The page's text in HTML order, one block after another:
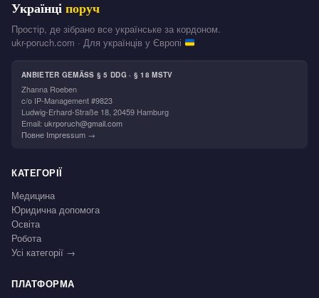
Українціпоруч
Простір, де зібрано все українське за кордоном.
ukr-poruch.com · Для українців у Європі
ANBIETER GEMÄSS § 5 DDG · § 18 MSTV
Zhanna Roeben
c/o IP-Management #9823
Ludwig-Erhard-Straße 18, 20459 Hamburg
Email: ukrporuch@gmail.com
Повне Impressum →
КАТЕГОРІЇ
Медицина
Юридична допомога
Освіта
Робота
Усі категорії →
ПЛАТФОРМА